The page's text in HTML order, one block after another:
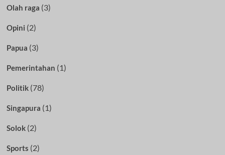
Olah raga (3)
Opini (2)
Papua (3)
Pemerintahan (1)
Politik(78)
Singapura (1)
Solok(2)
Sports (2)